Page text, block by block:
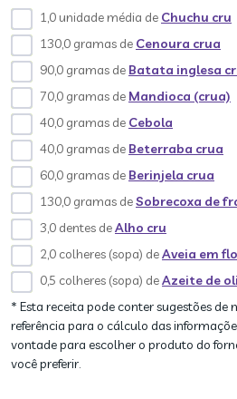
1,0 unidade média de Chuchu cru
130,0 gramas de Cenoura crua
90,0 gramas de Batata inglesa
70,0 gramas de Mandioca (crua)
40,0 gramas de Cebola
40,0 gramas de Beterraba crua
60,0 gramas de Berinjela crua
130,0 gramas deSobrecoxa de
3,0 dentes deAlho cru
2,0 colheres (sopa) deAveia em
0,5 colheres (sopa) deAzeite de
* Esta receita pode conter sugestões de
referência para o cálculo das
vontade para escolher o produto do
você preferir.